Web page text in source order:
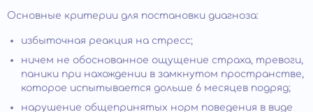
Основные критерии для постановки диагноза:
избыточная реакция на стресс;
ничем не обоснованное ощущение страха, тревоги,
паники при нахождении в замкнутом пространстве,
которое испытывается дольше 6 месяцев подряд;
нарушение общепринятых норм поведения в виде